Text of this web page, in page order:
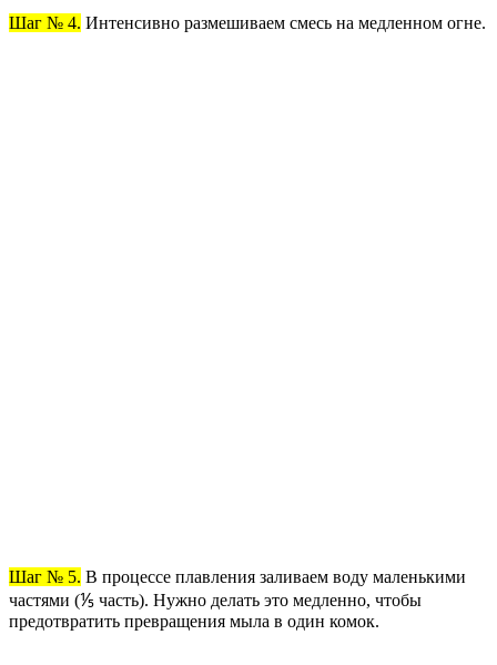
Шаг № 4. Интенсивно размешиваем смесь на медленном огне.
Шаг № 5. В процессе плавления заливаем воду маленькими
частями (⅕ часть). Нужно делать это медленно, чтобы
предотвратить превращения мыла в один комок.